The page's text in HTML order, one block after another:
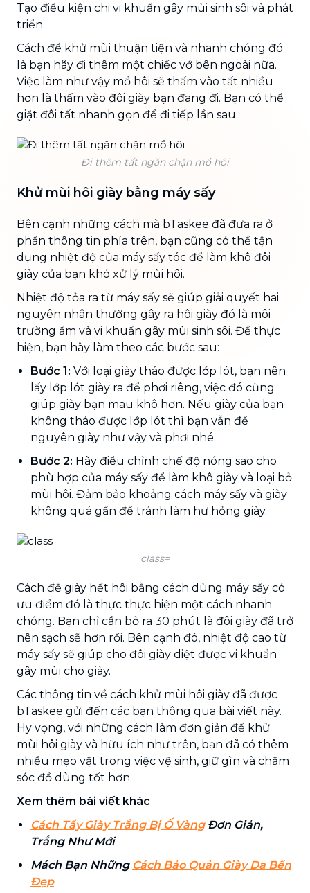
Tạo điều kiện chi vi khuẩn gây mùi sinh sôi và phát
triển.
Cách để khử mùi thuận tiện và nhanh chóng đó
là bạn hãy đi thêm một chiếc vớ bên ngoài nữa.
Việc làm như vậy mồ hôi sẽ thấm vào tất nhiều
hơn là thấm vào đôi giày bạn đang đi. Bạn có thể
giặt đôi tất nhanh gọn để đi tiếp lần sau.
Đi thêm tất ngăn chặn mồ hôi
Khử mùi hôi giày bằng máy sấy
Bên cạnh những cách mà bTaskee đã đưa ra ở
phần thông tin phía trên, bạn cũng có thể tận
dụng nhiệt độ của máy sấy tóc để làm khô đôi
giày của bạn khó xử lý mùi hôi.
Nhiệt độ tỏa ra từ máy sấy sẽ giúp giải quyết hai
nguyên nhân thường gây ra hôi giày đó là môi
trường ẩm và vi khuẩn gây mùi sinh sôi. Để thực
hiện, bạn hãy làm theo các bước sau:
Bước 1: Với loại giày tháo được lớp lót, bạn nên
lấy lớp lót giày ra để phơi riêng, việc đó cũng
giúp giày bạn mau khô hơn. Nếu giày của bạn
không tháo được lớp lót thì bạn vẫn để
nguyên giày như vậy và phơi nhé.
Bước 2: Hãy điều chỉnh chế độ nóng sao cho
phù hợp của máy sấy để làm khô giày và loại bỏ
mùi hôi. Đảm bảo khoảng cách máy sấy và giày
không quá gần để tránh làm hư hỏng giày.
class=
Cách để giày hết hôi bằng cách dùng máy sấy có
ưu điểm đó là thực thực hiện một cách nhanh
chóng. Bạn chỉ cần bỏ ra 30 phút là đôi giày đã trở
nên sạch sẽ hơn rồi. Bên cạnh đó, nhiệt độ cao từ
máy sấy sẽ giúp cho đôi giày diệt được vi khuẩn
gây mùi cho giày.
Các thông tin về cách khử mùi hôi giày đã được
bTaskee gửi đến các bạn thông qua bài viết này.
Hy vọng, với những cách làm đơn giản để khử
mùi hôi giày và hữu ích như trên, bạn đã có thêm
nhiều mẹo vặt trong việc vệ sinh, giữ gìn và chăm
sóc đồ dùng tốt hơn.
Xem thêm bài viết khác
Cách Tẩy Giày Trắng Bị Ố VàngĐơn Giản,
Trắng Như Mới
Mách Bạn Những Cách Bảo Quản Giày Da Bền
Đẹp